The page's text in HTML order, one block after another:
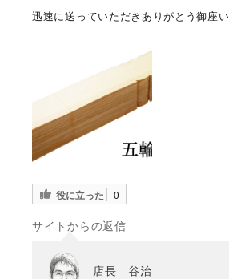
迅速に送っていただきありがとう御座い
役に立った 0
サイトからの返信
店長 谷治